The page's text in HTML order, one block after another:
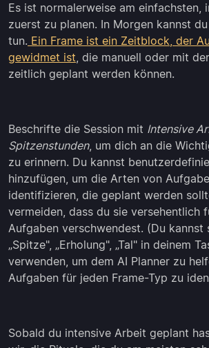
Es ist normalerweise am einfachsten,
zuerst zu planen. In Morgen kannst
tun. Ein Frame ist ein Zeitblock, der
gewidmet ist, die manuell oder mit
zeitlich geplant werden können.
Beschrifte die Session mit Intensive
Spitzenstunden, um dich an die
zu erinnern. Du kannst
hinzufügen, um die Arten von
identifizieren, die geplant werden
vermeiden, dass du sie versehentlich
Aufgaben verschwendest. (Du kannst
„Spitze", „Erholung", „Tal" in deinem
verwenden, um dem AI Planner zu
Aufgaben für jeden Frame-Typ zu
Sobald du intensive Arbeit geplant